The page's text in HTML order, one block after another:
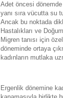
Adet öncesi
yanı sıra vücutta su
Ancak bu noktada
Hastalıkları ve
Migren tanısı için
döneminde ortaya
kadınların mutlaka
Ergenlik dönemine